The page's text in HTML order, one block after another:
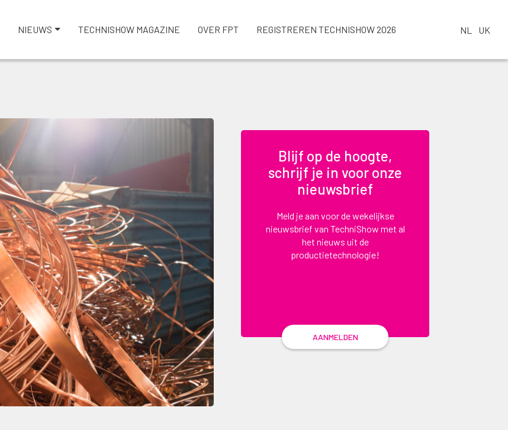
NIEUWS TECHNISHOW MAGAZINE OVER FPT REGISTREREN TECHNISHOW 2026 NL UK
Blijf op de hoogte,
schrijf je in voor onze
nieuwsbrief
Meld je aan voor de wekelijkse
nieuwsbrief van TechniShow met al
het nieuws uit de
productietechnologie!
AANMELDEN